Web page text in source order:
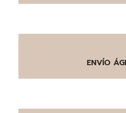
ENVÍO